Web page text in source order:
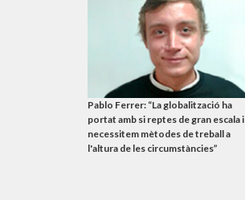
Pablo Ferrer: “La globalització ha
portat amb si reptes de gran escala i
necessitem mètodes de treball a
l'altura de les circumstàncies”